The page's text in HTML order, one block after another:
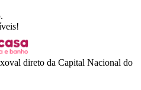
direto da Capital Nacional do